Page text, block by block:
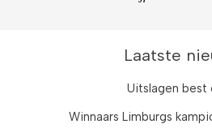
Laatste
Uitslagen best
Winnaars Limburgs